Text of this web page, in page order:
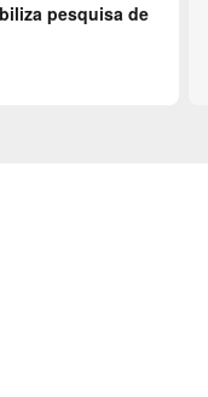
pesquisa de